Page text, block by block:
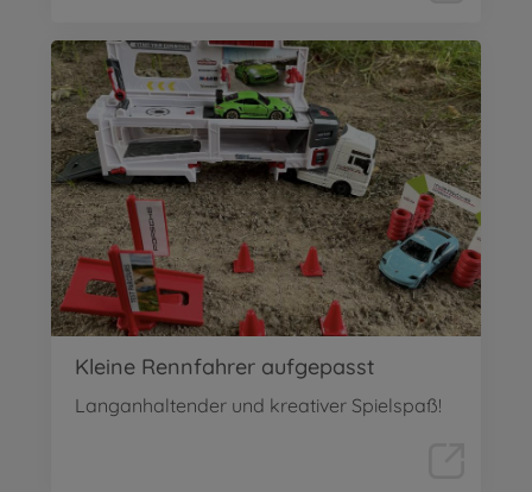
Kleine Rennfahrer aufgepasst
Langanhaltender und kreativer Spielspaß!